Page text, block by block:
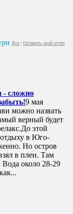
Все | Оставить свой отчёт
- сложно
9 мая
можно назвать
верный будет
этой
в Юго-
Но остров
в плен. Там
Вода около 28-29